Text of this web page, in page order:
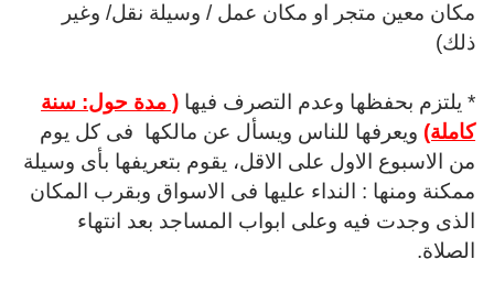
مكان معين متجر او مكان عمل / وسيلة نقل/ وغير
ذلك)
* يلتزم بحفظها وعدم التصرف فيها ( مدة حول: سنة
كاملة) ويعرفها للناس ويسأل عن مالكها فى كل يوم
من الاسبوع الاول على الاقل، يقوم بتعريفها بأى وسيلة
ممكنة ومنها : النداء عليها فى الاسواق وبقرب المكان
الذى وجدت فيه وعلى ابواب المساجد بعد انتهاء
الصلاة.